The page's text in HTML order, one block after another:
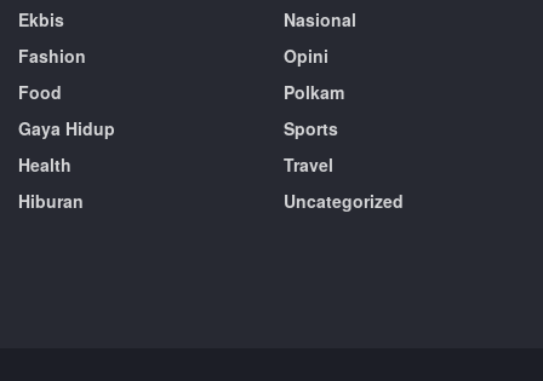
Ekbis
Fashion
Food
Gaya Hidup
Health
Hiburan
Nasional
Opini
Polkam
Sports
Travel
Uncategorized